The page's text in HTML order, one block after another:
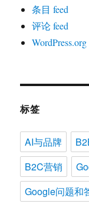
条目 feed
评论 feed
WordPress.org
标签
AI与品牌
B2C营销
Google问题和